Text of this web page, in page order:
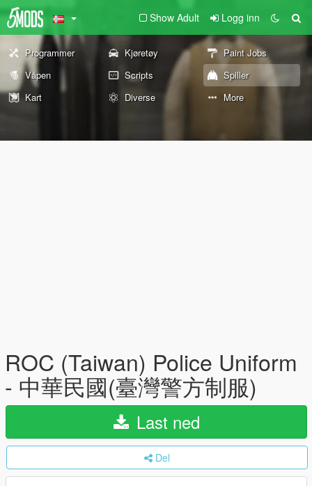
Show Adult Logg inn
Programmer Kjøretøy
Paint Jobs
Våpen
Scripts
Spiller
Kart
Diverse More
ROC (Taiwan) Police Uniform
- 中華民國(臺灣警方制服)
Last ned
Del